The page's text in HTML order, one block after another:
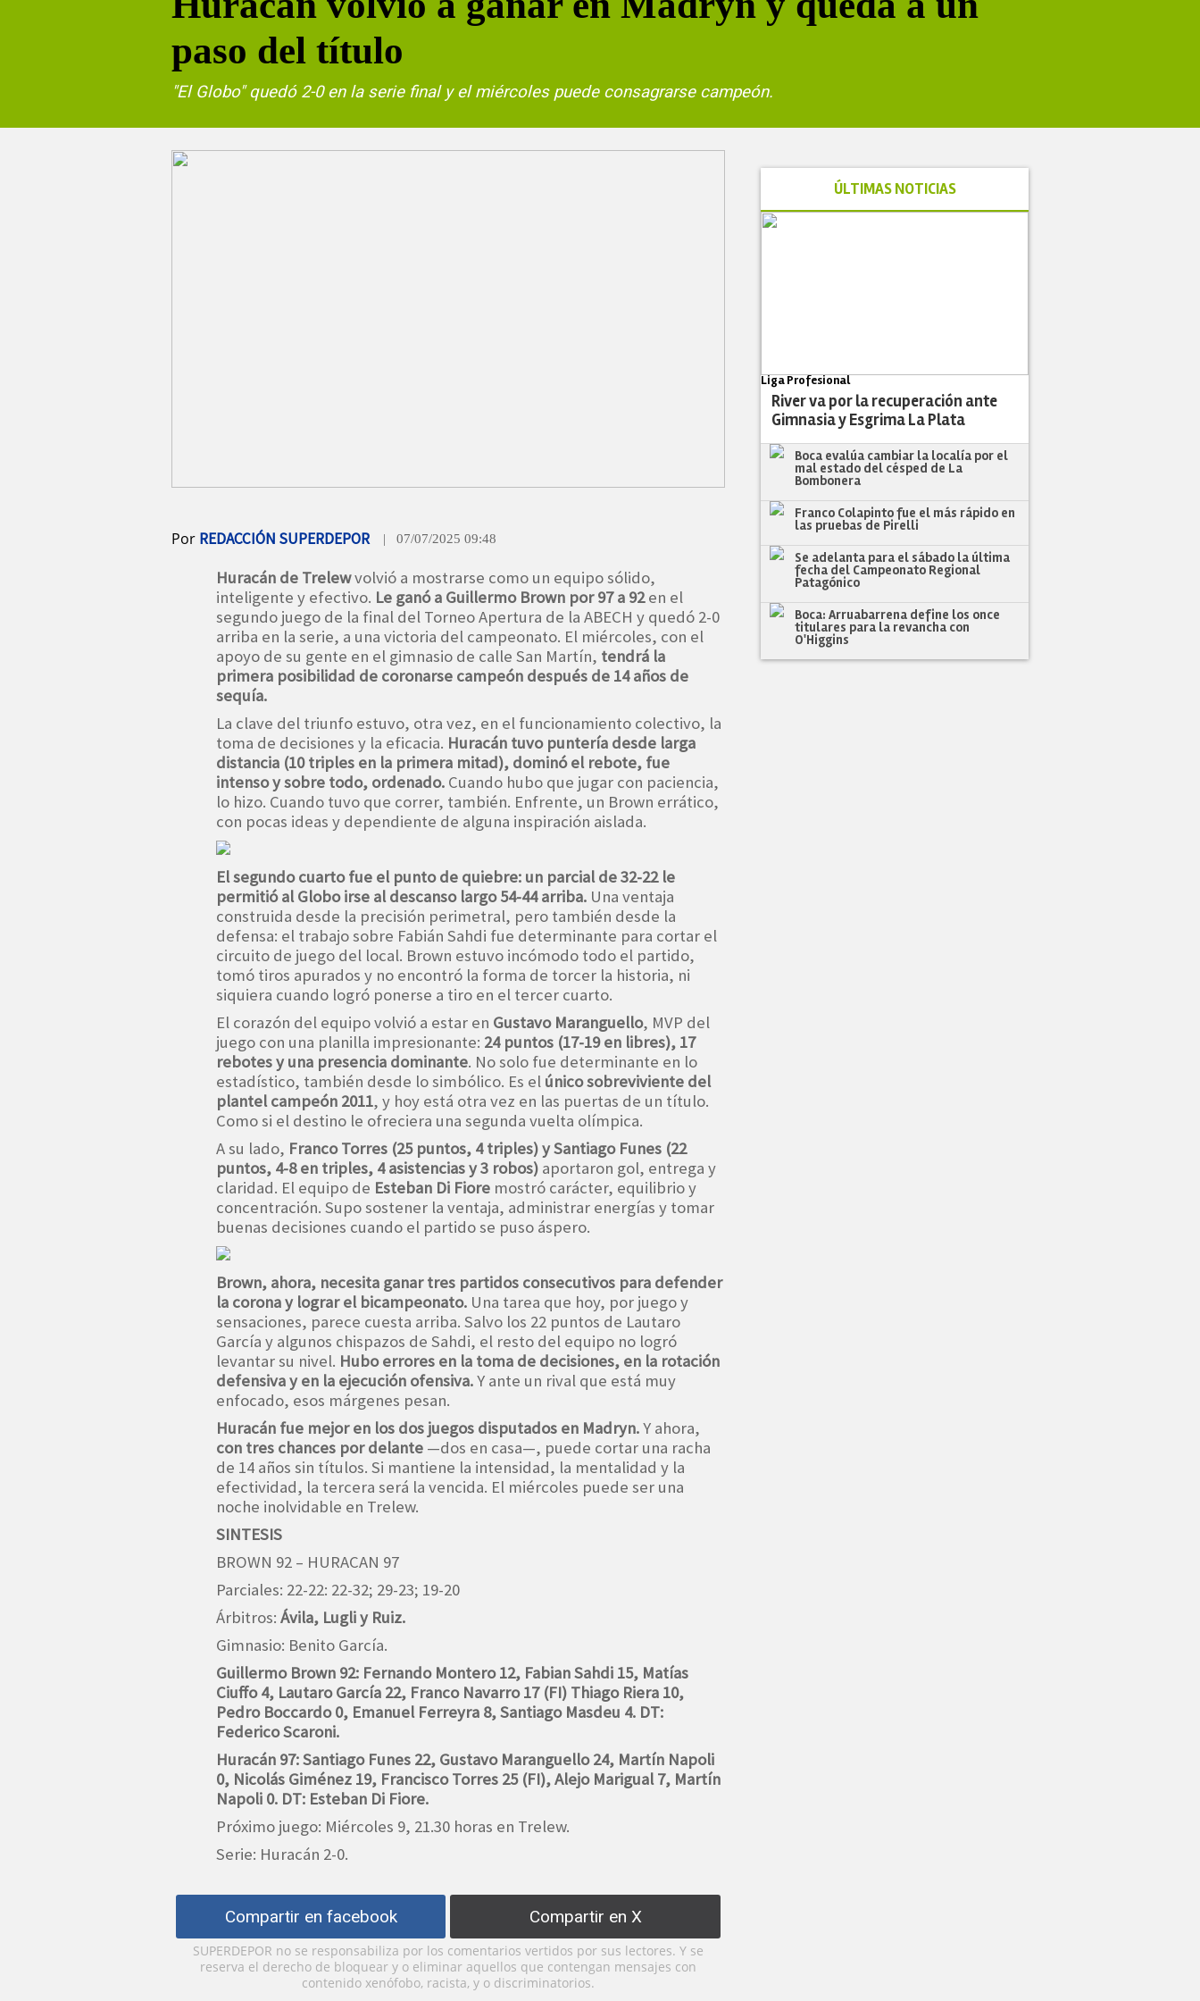
paso del título
"El Globo" quedó 2-0 en la serie final y el miércoles puede consagrarse campeón.
Por REDACCIÓN SUPERDEPOR | 07/07/2025 09:48
Huracán de Trelewvolvió a mostrarse como un equipo sólido,
inteligente y efectivo. Le ganó a Guillermo Brown por 97 a 92en el
segundo juego de la final del Torneo Apertura de la ABECH y quedó 2-0
arriba en la serie, a una victoria del campeonato. El miércoles, con el
apoyo de su gente en el gimnasio de calle San Martín, tendrá la
primera posibilidad de coronarse campeón después de 14 años de
sequía.
La clave del triunfo estuvo, otra vez, en el funcionamiento colectivo, la
toma de decisiones y la eficacia. Huracán tuvo puntería desde larga
distancia (10 triples en la primera mitad), dominó el rebote, fue
intenso y sobre todo, ordenado. Cuando hubo que jugar con paciencia,
lo hizo. Cuando tuvo que correr, también. Enfrente, un Brown errático,
con pocas ideas y dependiente de alguna inspiración aislada.
El segundo cuarto fue el punto de quiebre: un parcial de 32-22 le
permitió al Globo irse al descanso largo 54-44 arriba. Una ventaja
construida desde la precisión perimetral, pero también desde la
defensa: el trabajo sobre Fabián Sahdi fue determinante para cortar el
circuito de juego del local. Brown estuvo incómodo todo el partido,
tomó tiros apurados y no encontró la forma de torcer la historia, ni
siquiera cuando logró ponerse a tiro en el tercer cuarto.
El corazón del equipo volvió a estar en Gustavo Maranguello, MVP del
juego con una planilla impresionante: 24 puntos (17-19 en libres), 17
rebotes y una presencia dominante. No solo fue determinante en lo
estadístico, también desde lo simbólico. Es el único sobreviviente del
plantel campeón 2011, y hoy está otra vez en las puertas de un título.
Como si el destino le ofreciera una segunda vuelta olímpica.
A su lado, Franco Torres (25 puntos, 4 triples) y Santiago Funes (22
puntos, 4-8 en triples, 4 asistencias y 3 robos) aportaron gol, entrega y
claridad. El equipo de Esteban Di Fiore mostró carácter, equilibrio y
concentración. Supo sostener la ventaja, administrar energías y tomar
buenas decisiones cuando el partido se puso áspero.
Brown, ahora, necesita ganar tres partidos consecutivos para defender
la corona y lograr el bicampeonato. Una tarea que hoy, por juego y
sensaciones, parece cuesta arriba. Salvo los 22 puntos de Lautaro
García y algunos chispazos de Sahdi, el resto del equipo no logró
levantar su nivel. Hubo errores en la toma de decisiones, en la rotación
defensiva y en la ejecución ofensiva.Y ante un rival que está muy
enfocado, esos márgenes pesan.
Huracán fue mejor en los dos juegos disputados en Madryn.Y ahora,
con tres chances por delante —dos en casa—, puede cortar una racha
de 14 años sin títulos. Si mantiene la intensidad, la mentalidad y la
efectividad, la tercera será la vencida. El miércoles puede ser una
noche inolvidable en Trelew.
SINTESIS
BROWN 92 – HURACAN 97
Parciales: 22-22: 22-32; 29-23; 19-20
Árbitros: Ávila, Lugli y Ruiz.
Gimnasio: Benito García.
Guillermo Brown 92: Fernando Montero 12, Fabian Sahdi 15, Matías
Ciuffo 4, Lautaro García 22, Franco Navarro 17 (FI) Thiago Riera 10,
Pedro Boccardo 0, Emanuel Ferreyra 8, Santiago Masdeu 4. DT:
Federico Scaroni.
Huracán 97: Santiago Funes 22, Gustavo Maranguello 24, Martín Napoli
0, Nicolás Giménez 19, Francisco Torres 25 (FI), Alejo Marigual 7, Martín
Napoli 0. DT: Esteban Di Fiore.
Próximo juego: Miércoles 9, 21.30 horas en Trelew.
Serie: Huracán 2-0.
Compartir en facebook Compartir en X
SUPERDEPOR no se responsabiliza por los comentarios vertidos por sus lectores. Y se
reserva el derecho de bloquear y o eliminar aquellos que contengan mensajes con
contenido xenófobo, racista, y o discriminatorios.
ÚLTIMAS NOTICIAS
Liga Profesional
River va por la recuperación ante
Gimnasia y Esgrima La Plata
Boca evalúa cambiar la localía por el
mal estado del césped de La
Bombonera
Franco Colapinto fue el más rápido en
las pruebas de Pirelli
Se adelanta para el sábado la última
fecha del Campeonato Regional
Patagónico
Boca: Arruabarrena define los once
titulares para la revancha con
O'Higgins